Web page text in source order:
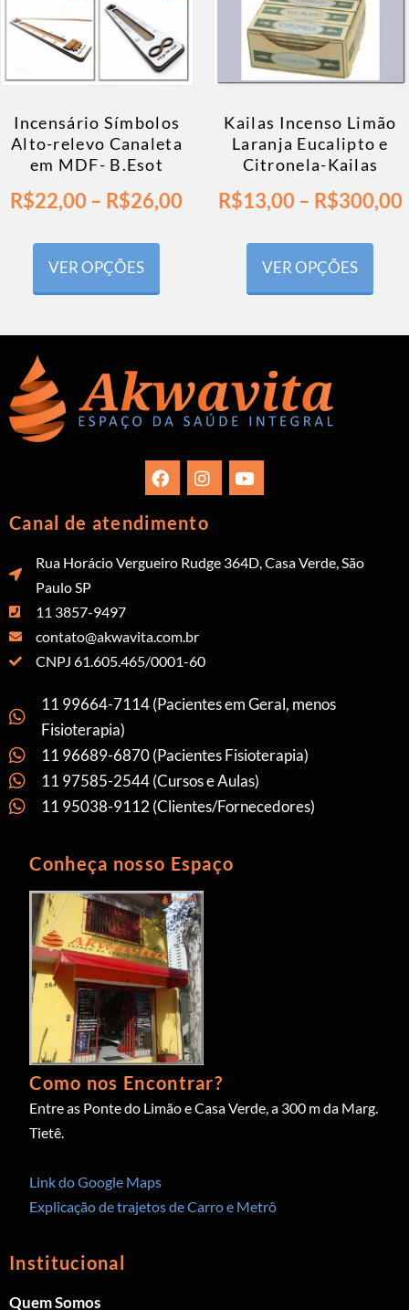
Incensário Símbolos
Alto-relevo Canaleta
em MDF- B.Esot
R$22,00– R$26,00
VER OPÇÕES
Kailas Incenso Limão
Laranja Eucalipto e
Citronela-Kailas
R$13,00– R$300,00
VER OPÇÕES
Canal de atendimento
Rua Horácio Vergueiro Rudge 364D, Casa Verde, São
Paulo SP
11 3857-9497
contato@akwavita.com.br
CNPJ 61.605.465/0001-60
11 99664-7114 (Pacientes em Geral, menos
Fisioterapia)
11 96689-6870 (Pacientes Fisioterapia)
11 97585-2544 (Cursos e Aulas)
11 95038-9112 (Clientes/Fornecedores)
Conheça nosso Espaço
Como nos Encontrar?
Entre as Ponte do Limão e Casa Verde, a 300 m da Marg.
Tietê.
Link do Google Maps
Explicação de trajetos de Carro e Metrô
Institucional
Quem Somos